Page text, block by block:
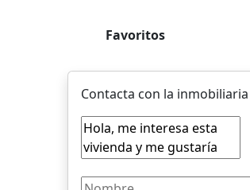
Favoritos
Contacta con la inmobiliaria